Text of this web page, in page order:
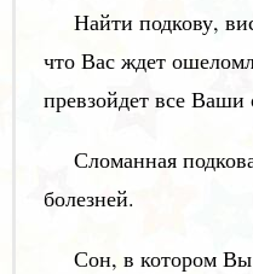
Найти подкову,
что Вас ждет
превзойдет все Ваши
Сломанная
болезней.
Сон, в котором Вы